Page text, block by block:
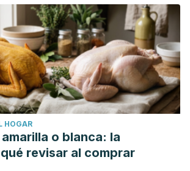
HOGAR
o blanca: la
revisar al comprar